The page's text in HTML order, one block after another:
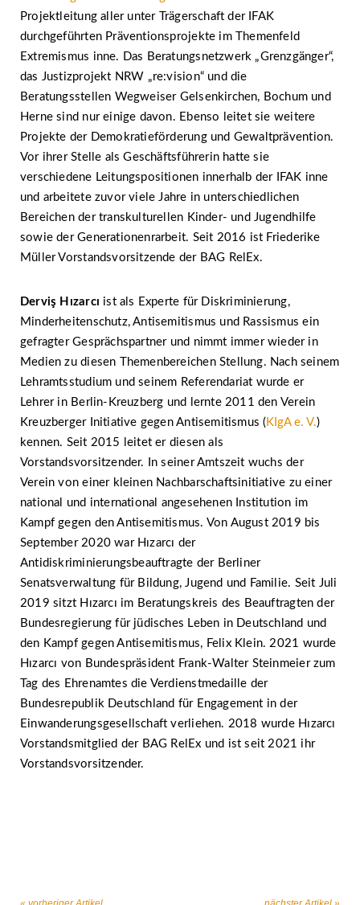
Projektleitung aller unter Trägerschaft der IFAK
durchgeführten Präventionsprojekte im Themenfeld
Extremismus inne. Das Beratungsnetzwerk „Grenzgänger“,
das Justizprojekt NRW „re:vision“ und die
Beratungsstellen Wegweiser Gelsenkirchen, Bochum und
Herne sind nur einige davon. Ebenso leitet sie weitere
Projekte der Demokratieförderung und Gewaltprävention.
Vor ihrer Stelle als Geschäftsführerin hatte sie
verschiedene Leitungspositionen innerhalb der IFAK inne
und arbeitete zuvor viele Jahre in unterschiedlichen
Bereichen der transkulturellen Kinder- und Jugendhilfe
sowie der Generationenrarbeit. Seit 2016 ist Friederike
Müller Vorstandsvorsitzende der BAG RelEx.
Derviş Hızarcı ist als Experte für Diskriminierung,
Minderheitenschutz, Antisemitismus und Rassismus ein
gefragter Gesprächspartner und nimmt immer wieder in
Medien zu diesen Themenbereichen Stellung. Nach seinem
Lehramtsstudium und seinem Referendariat wurde er
Lehrer in Berlin-Kreuzberg und lernte 2011 den Verein
Kreuzberger Initiative gegen Antisemitismus ( KIgA e. V.)
kennen. Seit 2015 leitet er diesen als
Vorstandsvorsitzender. In seiner Amtszeit wuchs der
Verein von einer kleinen Nachbarschaftsinitiative zu einer
national und international angesehenen Institution im
Kampf gegen den Antisemitismus. Von August 2019 bis
September 2020 war Hızarcı der
Antidiskriminierungsbeauftragte der Berliner
Senatsverwaltung für Bildung, Jugend und Familie. Seit Juli
2019 sitzt Hızarcı im Beratungskreis des Beauftragten der
Bundesregierung für jüdisches Leben in Deutschland und
den Kampf gegen Antisemitismus, Felix Klein. 2021 wurde
Hızarcı von Bundespräsident Frank-Walter Steinmeier zum
Tag des Ehrenamtes die Verdienstmedaille der
Bundesrepublik Deutschland für Engagement in der
Einwanderungsgesellschaft verliehen. 2018 wurde Hızarcı
Vorstandsmitglied der BAG RelEx und ist seit 2021 ihr
Vorstandsvorsitzender.